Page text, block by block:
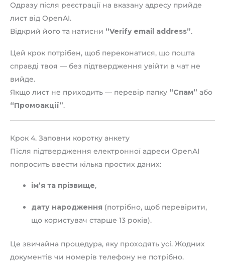
Одразу після реєстрації на вказану адресу прийде
лист від OpenAI.
Відкрий його та натисни “Verify email address”.
Цей крок потрібен, щоб переконатися, що пошта
справді твоя — без підтвердження увійти в чат не
вийде.
Якщо лист не приходить — перевір папку “Спам” або
“Промоакції”.
Крок 4. Заповни коротку анкету
Після підтвердження електронної адреси OpenAI
попросить ввести кілька простих даних:
ім’я та прізвище,
дату народження (потрібно, щоб перевірити,
що користувач старше 13 років).
Це звичайна процедура, яку проходять усі. Жодних
документів чи номерів телефону не потрібно.